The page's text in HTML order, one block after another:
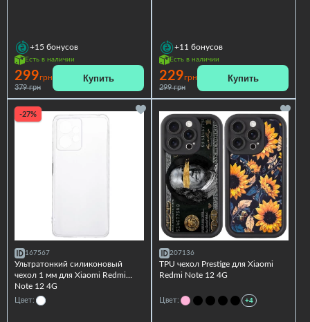
+15 бонусов
Есть в наличии
299грн
379 грн
Купить
+11 бонусов
Есть в наличии
229грн
299 грн
Купить
-27%
167567
Ультратонкий силиконовый
чехол 1 мм для Xiaomi Redmi
Note 12 4G
Цвет:
207136
TPU чехол Prestige для Xiaomi
Redmi Note 12 4G
Цвет: +4